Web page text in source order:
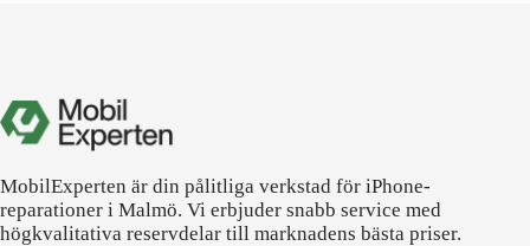
MobilExperten är din pålitliga verkstad för iPhone-
reparationer i Malmö. Vi erbjuder snabb service med
högkvalitativa reservdelar till marknadens bästa priser.